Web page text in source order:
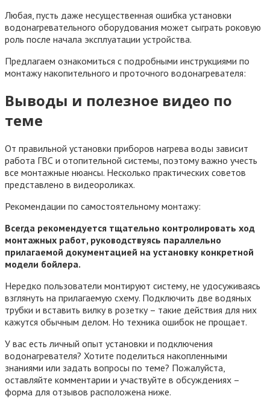
Любая, пусть даже несущественная ошибка установки
водонагревательного оборудования может сыграть роковую
роль после начала эксплуатации устройства.
Предлагаем ознакомиться с подробными инструкциями по
монтажу накопительного и проточного водонагревателя:
Выводы и полезное видео по
теме
От правильной установки приборов нагрева воды зависит
работа ГВС и отопительной системы, поэтому важно учесть
все монтажные нюансы. Несколько практических советов
представлено в видеороликах.
Рекомендации по самостоятельному монтажу:
Всегда рекомендуется тщательно контролировать ход
монтажных работ, руководствуясь параллельно
прилагаемой документацией на установку конкретной
модели бойлера.
Нередко пользователи монтируют систему, не удосуживаясь
взглянуть на прилагаемую схему. Подключить две водяных
трубки и вставить вилку в розетку – такие действия для них
кажутся обычным делом. Но техника ошибок не прощает.
У вас есть личный опыт установки и подключения
водонагревателя? Хотите поделиться накопленными
знаниями или задать вопросы по теме? Пожалуйста,
оставляйте комментарии и участвуйте в обсуждениях –
форма для отзывов расположена ниже.